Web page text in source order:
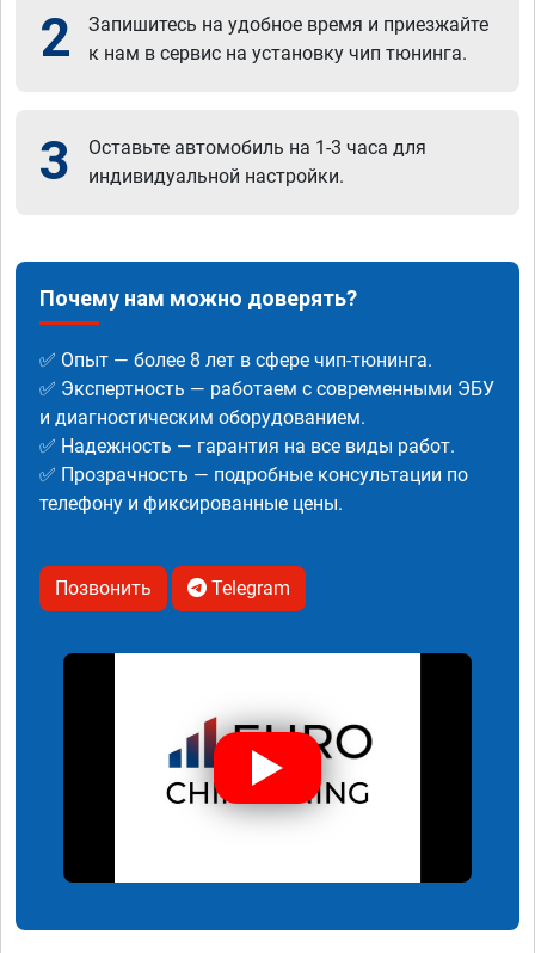
2
Запишитесь на удобное время и приезжайте
к нам в сервис на установку чип тюнинга.
3
Оставьте автомобиль на 1-3 часа для
индивидуальной настройки.
Почему нам можно доверять?
✅ Опыт — более 8 лет в сфере чип-тюнинга.
✅ Экспертность — работаем с современными ЭБУ
и диагностическим оборудованием.
✅ Надежность — гарантия на все виды работ.
✅ Прозрачность — подробные консультации по
телефону и фиксированные цены.
Позвонить Telegram